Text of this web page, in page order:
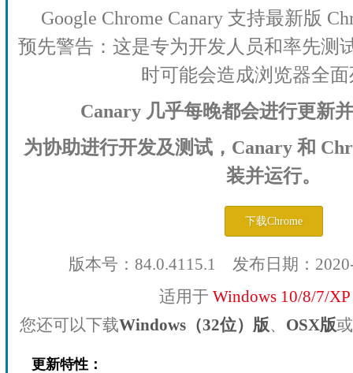
Google Chrome Canary 支持最新版
预先警告：这是专为开发人员和率先测
时可能会造成浏览器全
Canary 几乎每晚都会进行更新
为协助进行开发及测试，Canary 和
装并运行。
下载Chrome
版本号：84.0.4115.1 发布日期：
适用于 Windows 10/8/7/
您还可以下载Windows（32位）版、 OSX版或
更新特性：